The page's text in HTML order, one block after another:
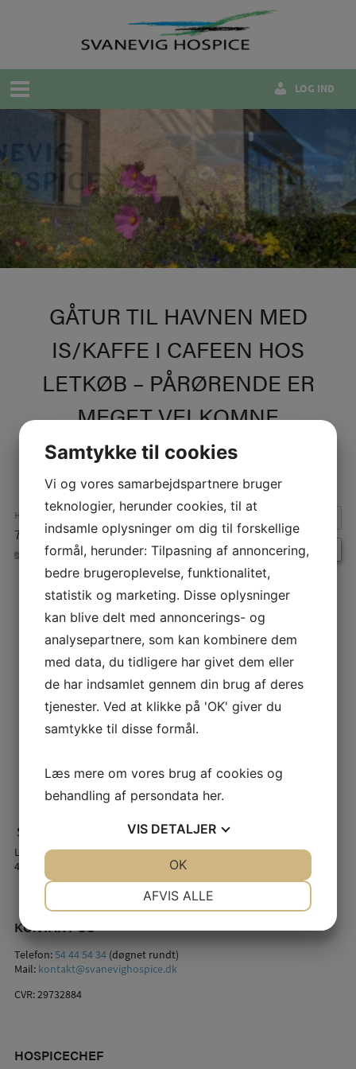
LOG IND
GÅTUR TIL HAVNEN MED
IS/KAFFE I CAFEEN HOS
LETKØB – PÅRØRENDE ER
MEGET VELKOMNE
HVORNÅR:
7. maj 2025 kl. 15:00 – 16:30
BEGIVENHEDER
INDLÆGSNAVIGATION
Lindstrømsvej 2
4941 Bandholm
KONTAKT OS
Telefon:54 44 54 34(døgnet rundt)
Mail: kontakt@svanevighospice.dk
CVR: 29732884
HOSPICECHEF
Samtykke til cookies
Vi og vores samarbejdspartnere bruger
teknologier, herunder cookies, til at
indsamle oplysninger om dig til forskellige
formål, herunder: Tilpasning af annoncering,
bedre brugeroplevelse, funktionalitet,
statistik og marketing. Disse oplysninger
kan blive delt med annoncerings- og
analysepartnere, som kan kombinere dem
med data, du tidligere har givet dem eller
de har indsamlet gennem din brug af deres
tjenester. Ved at klikke på 'OK' giver du
samtykke til disse formål.
Læs mere om vores brug af cookies og
behandling af persondata her.
VIS DETALJER
AFVIS ALLE
OK